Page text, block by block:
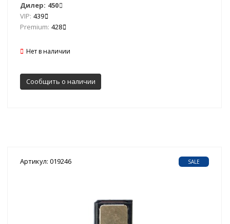
Дилер: 450
VIP: 439
Premium: 428
Нет в наличии
Сообщить о наличии
Артикул: 019246 SALE